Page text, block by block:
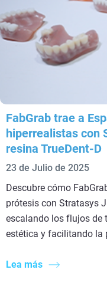
FabGrab trae a
hiperrealistas con
resina TrueDent-D
23 de Julio de 2025
Descubre cómo
prótesis con Stratasys
escalando los flujos de
estética y facilitando la
Lea más